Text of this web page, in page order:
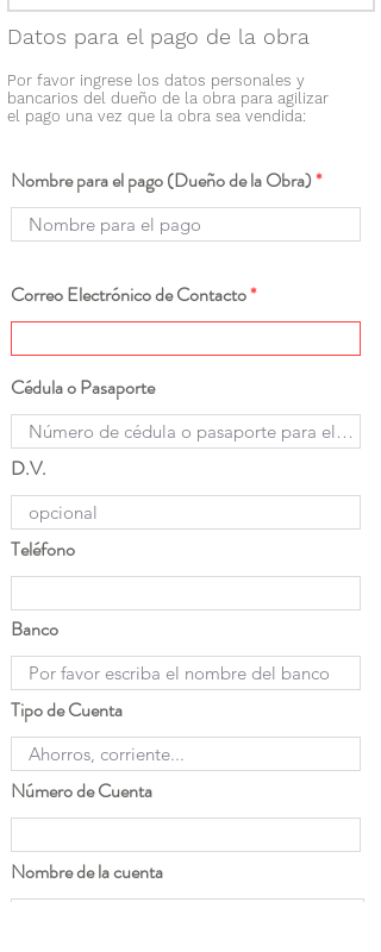
Datos para el pago de la obra
Por favor ingrese los datos personales y
bancarios del dueño de la obra para agilizar
el pago una vez que la obra sea vendida:
Nombre para el pago (Dueño de la Obra)
Correo Electrónico de Contacto
Cédula o Pasaporte
D.V.
Teléfono
Banco
Tipo de Cuenta
Número de Cuenta
Nombre de la cuenta